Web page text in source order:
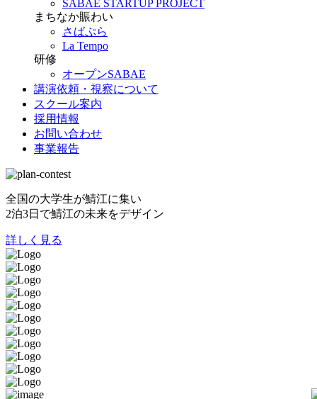
SABAE STARTUP PROJECT
まちなか賑わい
さばぷら
La Tempo
研修
オープンSABAE
講演依頼・視察について
スクール案内
採用情報
お問い合わせ
事業報告
全国の大学生が鯖江に集い
2泊3日で鯖江の未来をデザイン
詳しく見る